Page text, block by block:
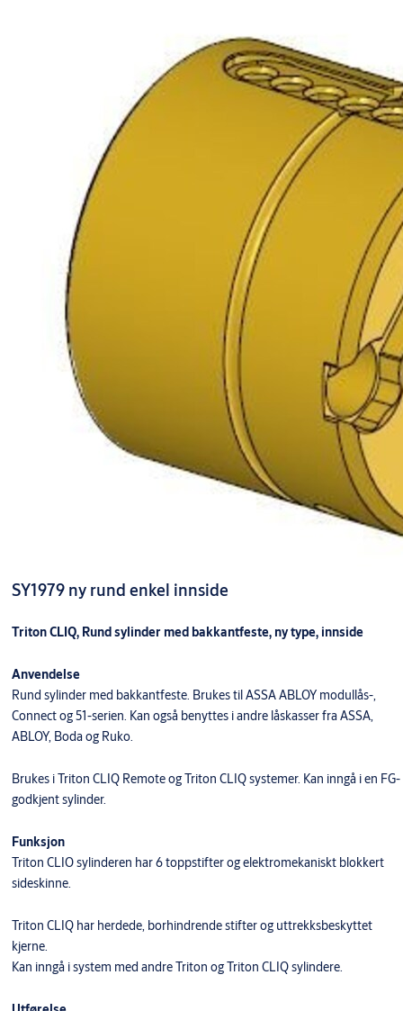
SY1979 ny rund enkel innside
Triton CLIQ, Rund sylinder med bakkantfeste, ny type, innside
Anvendelse
Rund sylinder med bakkantfeste. Brukes til ASSA ABLOY modullås-,
Connect og 51-serien. Kan også benyttes i andre låskasser fra ASSA,
ABLOY, Boda og Ruko.
Brukes i Triton CLIQ Remote og Triton CLIQ systemer. Kan inngå i en FG-
godkjent sylinder.
Funksjon
Triton CLIO sylinderen har 6 toppstifter og elektromekaniskt blokkert
sideskinne.
Triton CLIQ har herdede, borhindrende stifter og uttrekksbeskyttet
kjerne.
Kan inngå i system med andre Triton og Triton CLIQ sylindere.